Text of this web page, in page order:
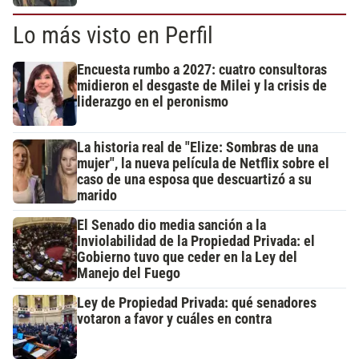
Lo más visto en Perfil
Encuesta rumbo a 2027: cuatro consultoras
midieron el desgaste de Milei y la crisis de
liderazgo en el peronismo
La historia real de "Elize: Sombras de una
mujer", la nueva película de Netflix sobre el
caso de una esposa que descuartizó a su
marido
El Senado dio media sanción a la
Inviolabilidad de la Propiedad Privada: el
Gobierno tuvo que ceder en la Ley del
Manejo del Fuego
Ley de Propiedad Privada: qué senadores
votaron a favor y cuáles en contra